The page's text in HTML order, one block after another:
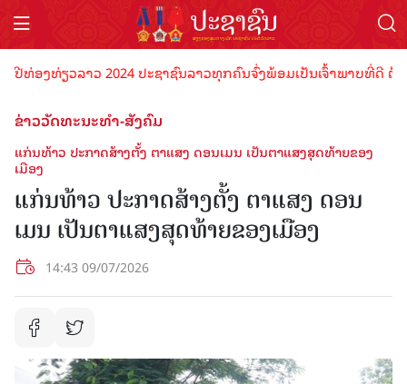
ງທ່ຽວລາວ 2024 ປະຊາຊົນລາວທຸກຄົນຈົ່ງພ້ອມເປັນເຈົ້າພາບທີ່ດີ ຕ້ອນ
ຂ່າວວັດທະນະທຳ-ສັງຄົມ
ແກ່ນທ້າວ ປະກາດສ້າງຕັ້ງ ຕາແສງ ດອນເມນ ເປັນຕາແສງສຸດທ້າຍຂອງ
ເມືອງ
ແກ່ນທ້າວ ປະກາດສ້າງຕັ້ງ ຕາແສງ ດອນ
ເມນ ເປັນຕາແສງສຸດທ້າຍຂອງເມືອງ
14:43 09/07/2026